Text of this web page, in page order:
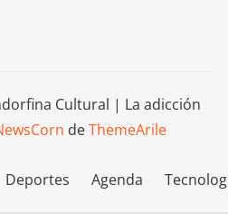
Cultural | La adicción
deThemeArile
Deportes Agenda